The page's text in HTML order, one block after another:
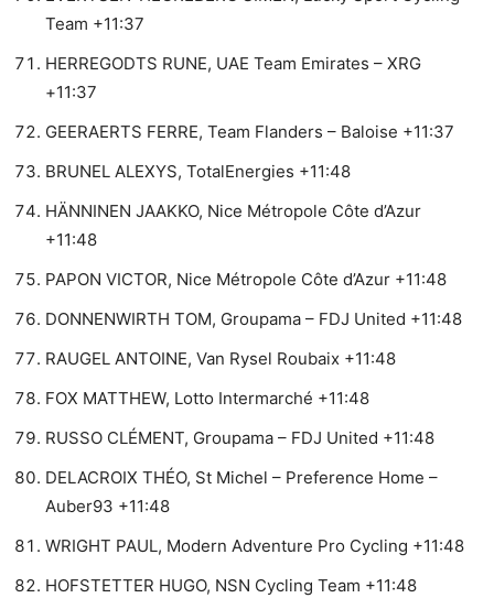
Team +11:37
HERREGODTS RUNE, UAE Team Emirates – XRG
+11:37
GEERAERTS FERRE, Team Flanders – Baloise +11:37
BRUNEL ALEXYS, TotalEnergies +11:48
HÄNNINEN JAAKKO, Nice Métropole Côte d’Azur
+11:48
PAPON VICTOR, Nice Métropole Côte d’Azur +11:48
DONNENWIRTH TOM, Groupama – FDJ United +11:48
RAUGEL ANTOINE, Van Rysel Roubaix +11:48
FOX MATTHEW, Lotto Intermarché +11:48
RUSSO CLÉMENT, Groupama – FDJ United +11:48
DELACROIX THÉO, St Michel – Preference Home –
Auber93 +11:48
WRIGHT PAUL, Modern Adventure Pro Cycling +11:48
HOFSTETTER HUGO, NSN Cycling Team +11:48